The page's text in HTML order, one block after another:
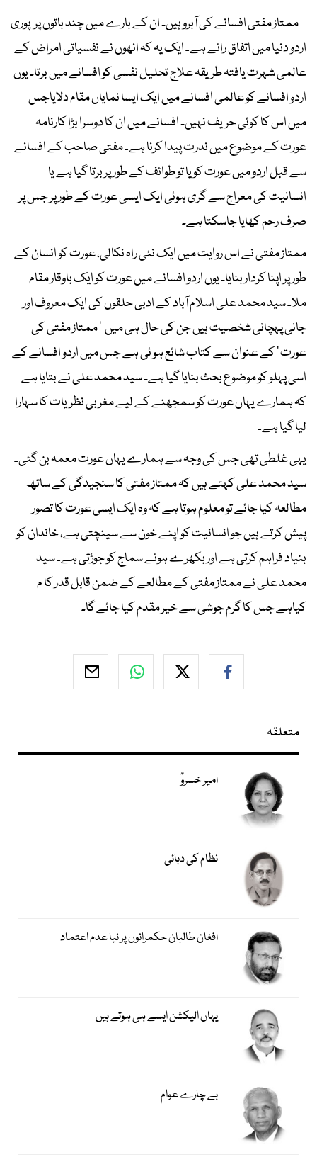
ممتاز مفتی افسانے کی آبرو ہیں۔ ان کے بارے میں چند باتوں پر پوری
اردو دنیا میں اتفاق رائے ہے۔ ایک یہ کہ انھوں نے نفسیاتی امراض کے
عالمی شہرت یافتہ طریقہ علاج تحلیل نفسی کو افسانے میں برتا۔ یوں
اردو افسانے کو عالمی افسانے میں ایک ایسا نمایاں مقام دلایاجس
میں اس کا کوئی حریف نہیں۔ افسانے میں ان کا دوسرا بڑا کارنامہ
عورت کے موضوع میں ندرت پیدا کرنا ہے۔ مفتی صاحب کے افسانے
سے قبل اردو میں عورت کو یا تو طوائف کے طور پر برتا گیا ہے یا
انسانیت کی معراج سے گری ہوئی ایک ایسی عورت کے طور پر جس پر
صرف رحم کھایا جاسکتا ہے۔
ممتاز مفتی نے اس روایت میں ایک نئی راہ نکالی، عورت کو انسان کے
طور پر اپنا کردار بنایا۔ یوں اردو افسانے میں عورت کو ایک باوقار مقام
ملا۔ سید محمد علی اسلام آباد کے ادبی حلقوں کی ایک معروف اور
جانی پہچانی شخصیت ہیں جن کی حال ہی میں ' ممتاز مفتی کی
عورت ' کے عنوان سے کتاب شائع ہو ئی ہے جس میں اردو افسانے کے
اسی پہلو کو موضوع بحث بنایا گیا ہے۔ سید محمد علی نے بتایا ہے
کہ ہمارے یہاں عورت کو سمجھنے کے لیے مغربی نظریات کا سہارا
لیا گیا ہے۔
یہی غلطی تھی جس کی وجہ سے ہمارے یہاں عورت معمہ بن گئی۔
سید محمد علی کہتے ہیں کہ ممتاز مفتی کا سنجیدگی کے ساتھ
مطالعہ کیا جائے تو معلوم ہوتا ہے کہ وہ ایک ایسی عورت کا تصور
پیش کرتے ہیں جو انسانیت کو اپنے خون سے سینچتی ہے، خاندان کو
بنیاد فراہم کرتی ہے اور بکھرے ہوئے سماج کو جوڑتی ہے۔ سید
محمد علی نے ممتاز مفتی کے مطالعے کے ضمن قابل قدر کا م
کیاہے جس کا گرم جوشی سے خیر مقدم کیا جائے گا۔
متعلقہ
امیر خسروؒ
نظام کی دہائی
افغان طالبان حکمرانوں پر نیا عدم اعتماد
یہاں الیکشن ایسے ہی ہوتے ہیں
بے چارے عوام